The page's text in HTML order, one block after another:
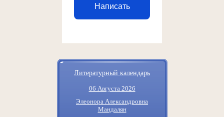
Написать
Литературный календарь
06 Августа 2026
Элеонора Александровна
Мандалян